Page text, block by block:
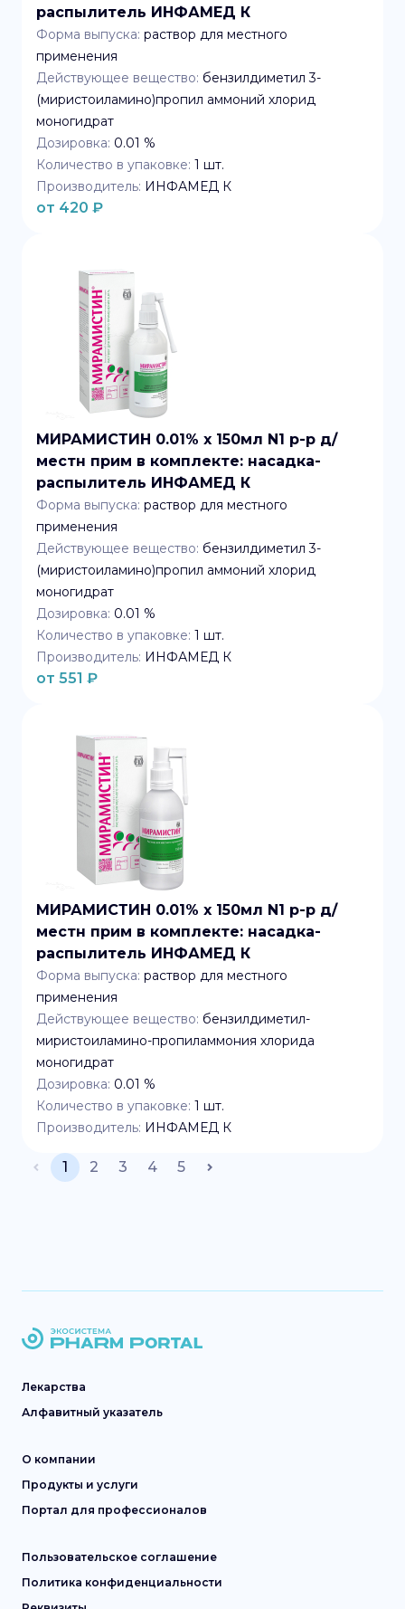
распылитель ИНФАМЕД К
Форма выпуска: раствор для местного
применения
Действующее вещество: бензилдиметил 3-
(миристоиламино)пропил аммоний хлорид
моногидрат
Дозировка: 0.01 %
Количество в упаковке: 1 шт.
Производитель: ИНФАМЕД К
от 420 ₽
МИРАМИСТИН 0.01% x 150мл N1 р-р д/
местн прим в комплекте: насадка-
распылитель ИНФАМЕД К
Форма выпуска: раствор для местного
применения
Действующее вещество: бензилдиметил 3-
(миристоиламино)пропил аммоний хлорид
моногидрат
Дозировка: 0.01 %
Количество в упаковке: 1 шт.
Производитель: ИНФАМЕД К
от 551 ₽
МИРАМИСТИН 0.01% x 150мл N1 р-р д/
местн прим в комплекте: насадка-
распылитель ИНФАМЕД К
Форма выпуска: раствор для местного
применения
Действующее вещество: бензилдиметил-
миристоиламино-пропиламмония хлорида
моногидрат
Дозировка: 0.01 %
Количество в упаковке: 1 шт.
Производитель: ИНФАМЕД К
1 2 3 4 5
Лекарства
Алфавитный указатель
О компании
Продукты и услуги
Портал для профессионалов
Пользовательское соглашение
Политика конфиденциальности